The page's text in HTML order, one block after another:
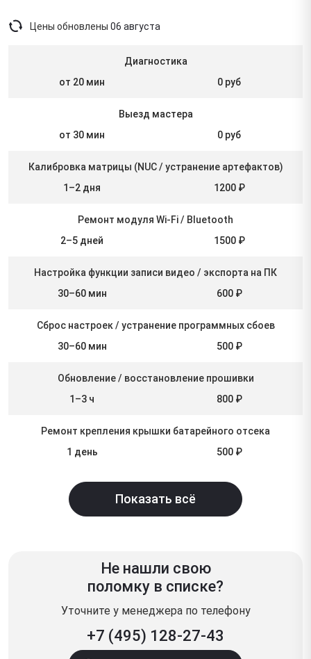
Цены обновлены 06 августа
Диагностика
от 20 мин
0 руб
Выезд мастера
от 30 мин
0 руб
Калибровка матрицы (NUC / устранение артефактов)
1–2 дня
1200 ₽
Ремонт модуля Wi-Fi / Bluetooth
2–5 дней
1500 ₽
Настройка функции записи видео / экспорта на ПК
30–60 мин
600 ₽
Сброс настроек / устранение программных сбоев
30–60 мин
500 ₽
Обновление / восстановление прошивки
1–3 ч
800 ₽
Ремонт крепления крышки батарейного отсека
1 день
500 ₽
Показать всё
Не нашли свою
поломку в списке?
Уточните у менеджера по телефону
+7 (495) 128-27-43